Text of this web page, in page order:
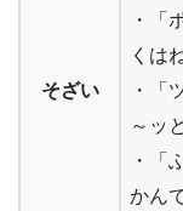
そざい
・「
くは
・「
～ッ
・「
かん